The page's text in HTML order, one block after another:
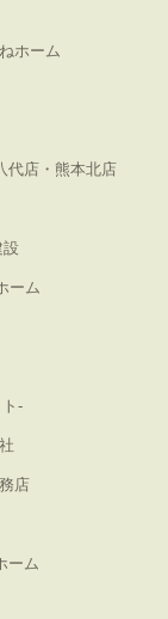
ホーム
代店・熊本北店
ーム
-
店
ーム